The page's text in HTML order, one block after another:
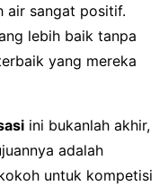
air sangat positif.
lebih baik tanpa
yang mereka
ini bukanlah akhir,
adalah
untuk kompetisi